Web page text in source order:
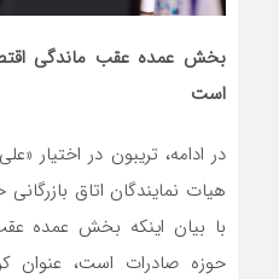
بخش عمده عقب ماندگی
است
در ادامه، تریبون در اختیار
هیات نمایندگان اتاق
با بیان اینکه بخش عمده
حوزه صادرات است، عنوان